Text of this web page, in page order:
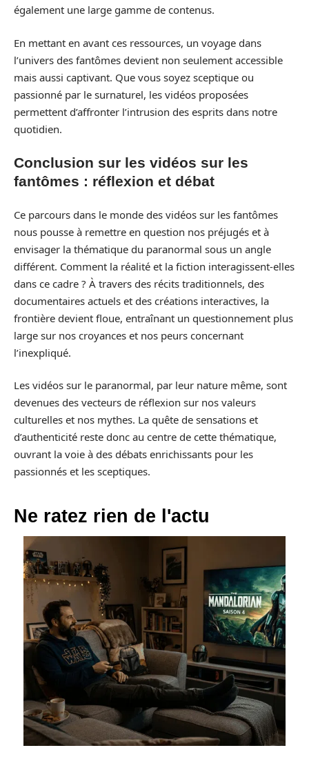
également une large gamme de contenus.
En mettant en avant ces ressources, un voyage dans
l’univers des fantômes devient non seulement accessible
mais aussi captivant. Que vous soyez sceptique ou
passionné par le surnaturel, les vidéos proposées
permettent d’affronter l’intrusion des esprits dans notre
quotidien.
Conclusion sur les vidéos sur les
fantômes : réflexion et débat
Ce parcours dans le monde des vidéos sur les fantômes
nous pousse à remettre en question nos préjugés et à
envisager la thématique du paranormal sous un angle
différent. Comment la réalité et la fiction interagissent-elles
dans ce cadre ? À travers des récits traditionnels, des
documentaires actuels et des créations interactives, la
frontière devient floue, entraînant un questionnement plus
large sur nos croyances et nos peurs concernant
l’inexpliqué.
Les vidéos sur le paranormal, par leur nature même, sont
devenues des vecteurs de réflexion sur nos valeurs
culturelles et nos mythes. La quête de sensations et
d’authenticité reste donc au centre de cette thématique,
ouvrant la voie à des débats enrichissants pour les
passionnés et les sceptiques.
Ne ratez rien de l'actu